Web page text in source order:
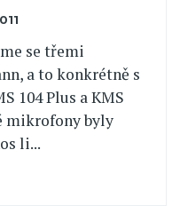
se třemi
a to konkrétně s
104 Plus a KMS
mikrofony byly
li...